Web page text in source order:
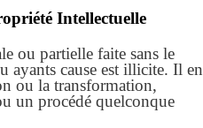
Intellectuelle
ou partielle faite sans le
ayants cause est illicite. Il en
ou la transformation,
un procédé quelconque